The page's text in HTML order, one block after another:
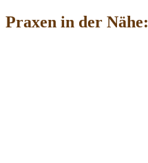
Praxen in der Nähe: